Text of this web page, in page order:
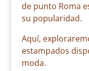
de punto Roma
su popularidad.
Aquí,
estampados
moda.